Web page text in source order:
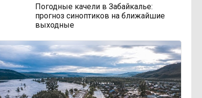
Погодные качели в Забайкалье:
прогноз синоптиков на ближайшие
выходные